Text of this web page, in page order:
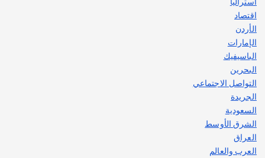
اقتصاد
الأردن
الإمارات
الباسيفيك
البحرين
التواصل الاجتماعي
الجريدة
السعودية
الشرق الأوسط
العراق
العرب والعالم